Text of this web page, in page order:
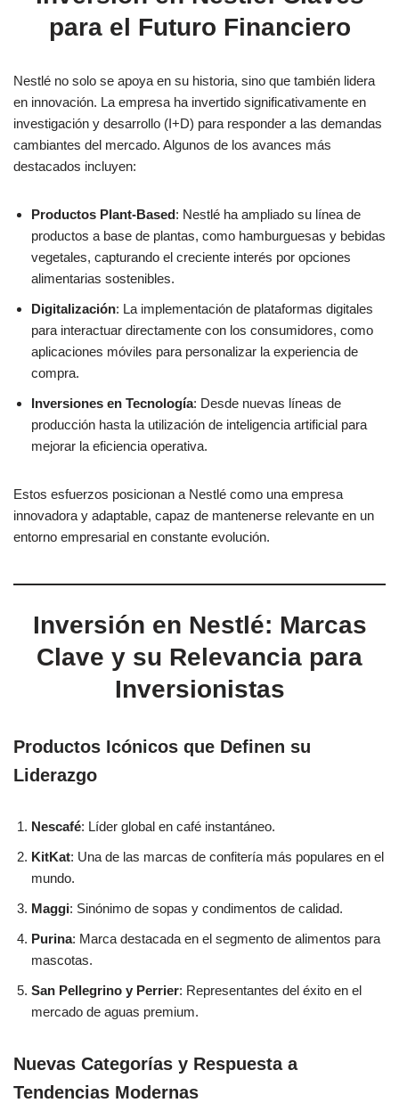
para el Futuro Financiero
Nestlé no solo se apoya en su historia, sino que también lidera
en innovación. La empresa ha invertido significativamente en
investigación y desarrollo (I+D) para responder a las demandas
cambiantes del mercado. Algunos de los avances más
destacados incluyen:
Productos Plant-Based: Nestlé ha ampliado su línea de
productos a base de plantas, como hamburguesas y bebidas
vegetales, capturando el creciente interés por opciones
alimentarias sostenibles.
Digitalización: La implementación de plataformas digitales
para interactuar directamente con los consumidores, como
aplicaciones móviles para personalizar la experiencia de
compra.
Inversiones en Tecnología: Desde nuevas líneas de
producción hasta la utilización de inteligencia artificial para
mejorar la eficiencia operativa.
Estos esfuerzos posicionan a Nestlé como una empresa
innovadora y adaptable, capaz de mantenerse relevante en un
entorno empresarial en constante evolución.
Inversión en Nestlé: Marcas
Clave y su Relevancia para
Inversionistas
Productos Icónicos que Definen su
Liderazgo
Nescafé: Líder global en café instantáneo.
KitKat: Una de las marcas de confitería más populares en el
mundo.
Maggi: Sinónimo de sopas y condimentos de calidad.
Purina: Marca destacada en el segmento de alimentos para
mascotas.
San Pellegrino y Perrier: Representantes del éxito en el
mercado de aguas premium.
Nuevas Categorías y Respuesta a
Tendencias Modernas